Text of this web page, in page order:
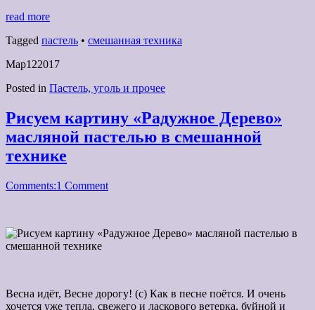
read more
Tagged пастель • смешанная техника
Мар122017
Posted in Пастель, уголь и прочее
Рисуем картину «Радужное Дерево»
масляной пастелью в смешанной
технике
Comments:1 Comment
Весна идёт, Весне дорогу! (с) Как в песне поётся. И очень
хочется уже тепла, свежего и ласкового ветерка, буйной и